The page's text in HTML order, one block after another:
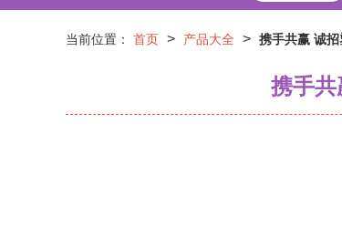
当前位置： 首页 > 产品大全 > 携手共赢 诚
携手